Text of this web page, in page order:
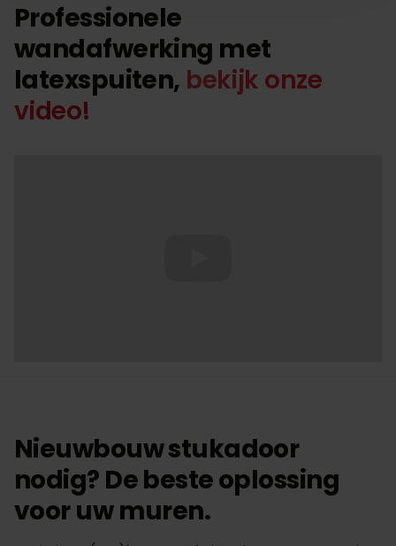
Professionele
wandafwerking met
latexspuiten, bekijk onze
video!
Nieuwbouw stukadoor
nodig? De beste oplossing
voor uw muren.